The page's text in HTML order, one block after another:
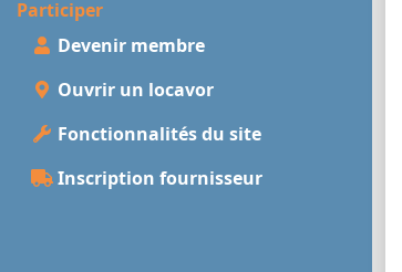
Participer
Devenir membre
Ouvrir un locavor
Fonctionnalités du site
Inscription fournisseur